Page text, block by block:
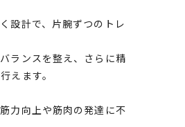
設計で、片腕ずつのトレ
ランスを整え、さらに精
えます。
力向上や筋肉の発達に不